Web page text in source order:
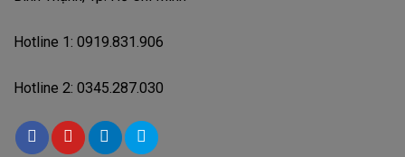
Hotline 1: 0919.831.906
Hotline 2: 0345.287.030